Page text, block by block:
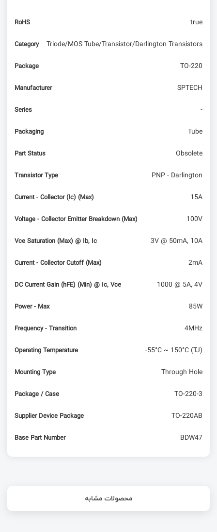
RoHS true
Category Triode/MOS Tube/Transistor/Darlington Transistors
Package TO-220
Manufacturer SPTECH
Series -
Packaging Tube
Part Status Obsolete
Transistor Type PNP - Darlington
Current - Collector (Ic) (Max) 15A
Voltage - Collector Emitter Breakdown (Max) 100V
Vce Saturation (Max) @ Ib, Ic 3V @ 50mA, 10A
Current - Collector Cutoff (Max) 2mA
DC Current Gain (hFE) (Min) @ Ic, Vce 1000 @ 5A, 4V
Power - Max 85W
Frequency - Transition 4MHz
Operating Temperature -55°C ~ 150°C (TJ)
Mounting Type Through Hole
Package / Case TO-220-3
Supplier Device Package TO-220AB
Base Part Number BDW47
محصولات مشابه